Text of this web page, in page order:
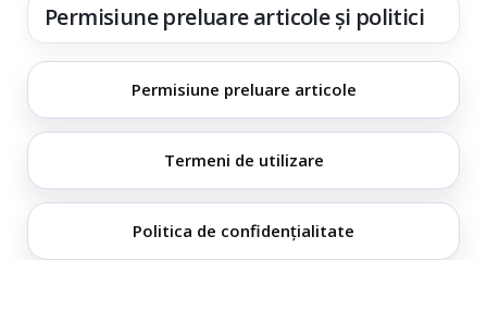
Permisiune preluare articole și politici
Permisiune preluare articole
Termeni de utilizare
Politica de confidențialitate